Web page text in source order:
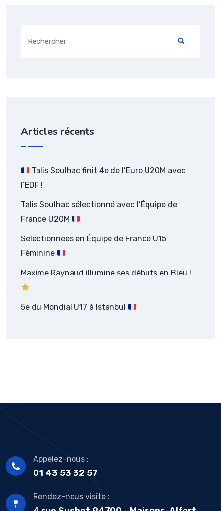
for:
Articles récents
Talis Soulhac finit 4e de l’Euro U20M avec
l’EDF !
Talis Soulhac sélectionné avec l’Équipe de
France U20M
Sélectionnées en Équipe de France U15
Féminine
Maxime Raynaud illumine ses débuts en Bleu !
5e du Mondial U17 à Istanbul
Appelez-nous :
01 43 53 32 57
Rendez-nous visite :